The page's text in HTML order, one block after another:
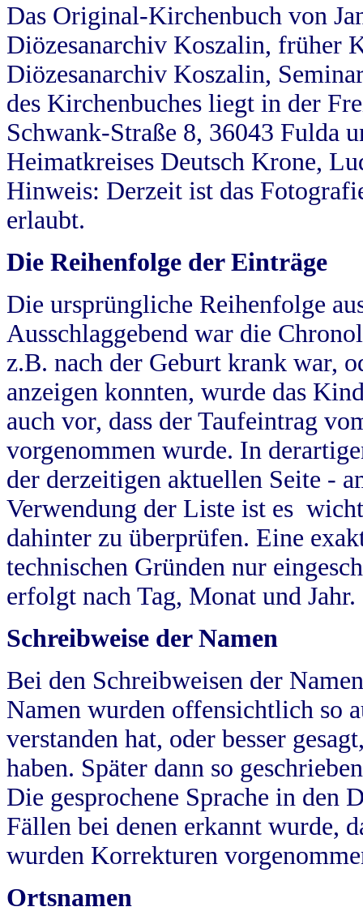
Das Original-Kirchenbuch von
Diözesanarchiv Koszalin, früher
Diözesanarchiv Koszalin,
des Kirchenbuches liegt in der
Schwank-Straße 8, 36043 Fulda
Heimatkreises Deutsch Krone,
Hinweis: Derzeit ist das
erlaubt.
Die Reihenfolge der Einträge
Die ursprüngliche Reihenfolge
Ausschlaggebend war die
z.B. nach der Geburt krank war,
anzeigen konnten, wurde das
auch vor, dass der Taufeintrag
vorgenommen wurde. In
der derzeitigen aktuellen Seite -
Verwendung der Liste ist es
dahinter zu überprüfen. Eine
technischen Gründen nur
erfolgt nach Tag, Monat und Jahr.
Schreibweise der Namen
Bei den Schreibweisen der
Namen wurden offensichtlich so
verstanden hat, oder besser
haben. Später dann so
Die gesprochene Sprache in
Fällen bei denen erkannt wurde,
wurden Korrekturen
Ortsnamen